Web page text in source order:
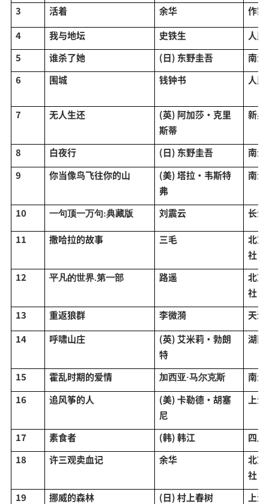
3 活着 余华
作家
4
我与地坛 史铁生
人
5
谁杀了她 (日) 东野圭吾
南海
6
围城 钱钟书 人
7 无人生还
(英) 阿加莎·克里
斯蒂
新星
8 白夜行 (日) 东野圭吾
南海
9
你当像鸟飞往你的山
(美) 塔拉·韦斯特
弗
南海
10 一句顶一万句:典藏版 刘震云 长江
11 撒哈拉的故事 三毛
北京
社
12
平凡的世界.第一部 路遥
北京
社
13
重返狼群 李微漪
天津
14
呼啸山庄
(英) 艾米莉·勃朗
特
湖南
15 霍乱时期的爱情 加西亚·马尔克斯
南海
16
追风筝的人
(美) 卡勒德·胡塞
尼
上
17 素食者 (韩) 韩江
四川
18
许三观卖血记 余华
北京
社
19
挪威的森林 (日) 村上春树 上